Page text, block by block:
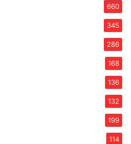
660
345
286
168
136
132
199
114